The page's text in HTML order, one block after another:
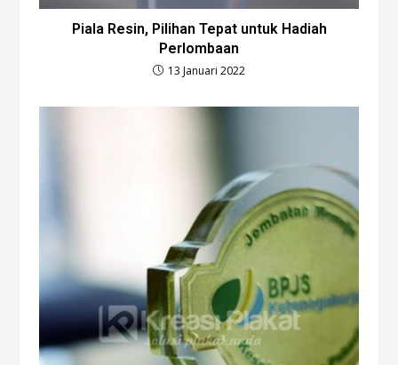
Piala Resin, Pilihan Tepat untuk Hadiah
Perlombaan
13 Januari 2022